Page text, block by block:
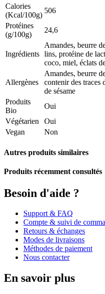
Calories
(Kcal/100g)
506
Protéines
(g/100g)
24,6
Ingrédients
Amandes, beurre
lins, protéine de
coco, miel, éclats
Allergènes
Amandes, beurre
contenir des traces
de sésame
Produits
Bio
Oui
Végétarien
Oui
Vegan
Non
Autres produits similaires
Produits récemment consultés
Besoin d'aide ?
Support & FAQ
Compte & suivi de
Retours & échanges
Modes de livraisons
Méthodes de paiement
Nous contacter
En savoir plus